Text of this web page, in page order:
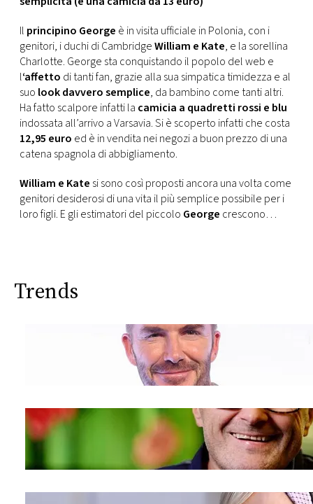
CONSIGLIA
Il principino George è in visita ufficiale in Polonia, con i
genitori, i duchi di CambridgeWilliam e Kate, e la sorellina
Charlotte. George sta conquistando il popolo del web e
l‘affetto di tanti fan, grazie alla sua simpatica timidezza e al
suo look davvero semplice, da bambino come tanti altri.
Ha fatto scalpore infatti la camicia a quadretti rossi e blu
indossata all’arrivo a Varsavia. Si è scoperto infatti che costa
12,95 euro ed è in vendita nei negozi a buon prezzo di una
catena spagnola di abbigliamento.
William e Kate si sono così proposti ancora una volta come
genitori desiderosi di una vita il più semplice possibile per i
loro figli. E gli estimatori del piccolo George crescono…
Trends